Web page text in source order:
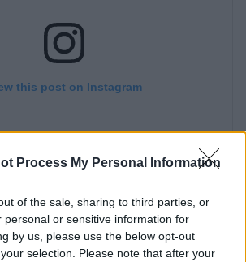
Process My Personal Information
of the sale, sharing to third parties, or
personal or sensitive information for
by us, please use the below opt-out
selection. Please note that after your